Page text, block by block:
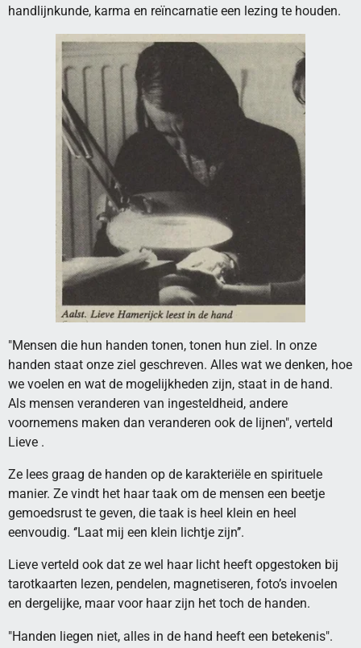
handlijnkunde, karma en reïncarnatie een lezing te houden.
"Mensen die hun handen tonen, tonen hun ziel. In onze
handen staat onze ziel geschreven. Alles wat we denken, hoe
we voelen en wat de mogelijkheden zijn, staat in de hand.
Als mensen veranderen van ingesteldheid, andere
voornemens maken dan veranderen ook de lijnen", verteld
Lieve .
Ze lees graag de handen op de karakteriële en spirituele
manier. Ze vindt het haar taak om de mensen een beetje
gemoedsrust te geven, die taak is heel klein en heel
eenvoudig. ‘’Laat mij een klein lichtje zijn’’.
Lieve verteld ook dat ze wel haar licht heeft opgestoken bij
tarotkaarten lezen, pendelen, magnetiseren, foto’s invoelen
en dergelijke, maar voor haar zijn het toch de handen.
"Handen liegen niet, alles in de hand heeft een betekenis".